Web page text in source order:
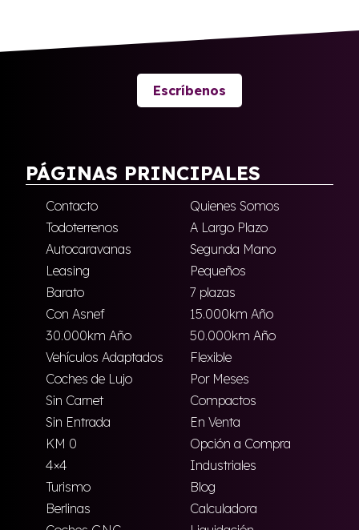
Escríbenos
PÁGINAS PRINCIPALES
Contacto
Quienes Somos
Todoterrenos
A Largo Plazo
Autocaravanas
Segunda Mano
Leasing
Pequeños
Barato
7 plazas
Con Asnef
15.000km Año
30.000km Año
50.000km Año
Vehículos Adaptados
Flexible
Coches de Lujo
Por Meses
Sin Carnet
Compactos
Sin Entrada
En Venta
KM 0
Opción a Compra
4×4
Industriales
Turismo
Blog
Berlinas
Calculadora